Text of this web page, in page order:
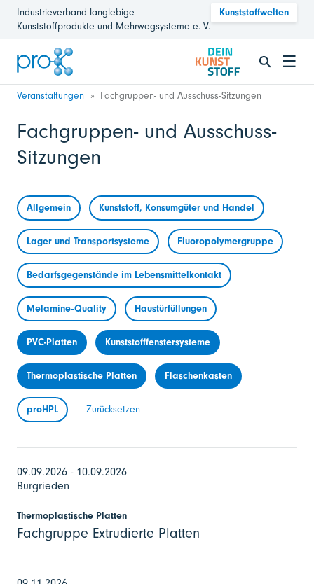
Industrieverband langlebige
Kunststoffprodukte und Mehrwegsysteme e. V.
Kunststoffwelten
☰
Veranstaltungen Fachgruppen- und Ausschuss-Sitzungen
Fachgruppen- und Ausschuss-
Sitzungen
Allgemein Kunststoff, Konsumgüter und Handel
Lager und Transportsysteme Fluoropolymergruppe
Bedarfsgegenstände im Lebensmittelkontakt
Melamine-Quality Haustürfüllungen
PVC-Platten Kunststofffenstersysteme
Thermoplastische Platten Flaschenkasten
proHPL Zurücksetzen
09.09.2026 - 10.09.2026
Burgrieden
Thermoplastische Platten
Fachgruppe Extrudierte Platten